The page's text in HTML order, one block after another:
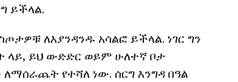
ይችላል.
ለእያንዳንዱ አሳልፎ ይችላል. ነገር ግን
ላይ, ይህ ውድድር ወይም ሁለተኛ ቦታ
የተሻለ ነው. ሰርግ እንግዳ በዓል